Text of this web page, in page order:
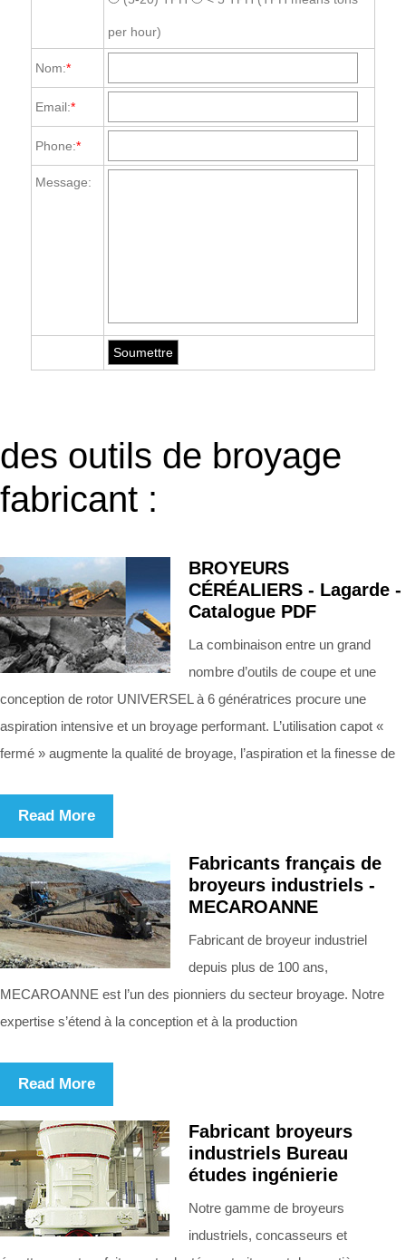
per hour)
Nom:*
Email:*
Phone:*
Message:
des outils de broyage
fabricant :
BROYEURS
CÉRÉALIERS - Lagarde -
Catalogue PDF
La combinaison entre un grand
nombre d’outils de coupe et une
conception de rotor UNIVERSEL à 6 génératrices procure une
aspiration intensive et un broyage performant. L’utilisation capot «
fermé » augmente la qualité de broyage, l’aspiration et la finesse de
Read More
Fabricants français de
broyeurs industriels -
MECAROANNE
Fabricant de broyeur industriel
depuis plus de 100 ans,
MECAROANNE est l’un des pionniers du secteur broyage. Notre
expertise s’étend à la conception et à la production
Read More
Fabricant broyeurs
industriels Bureau
études ingénierie
Notre gamme de broyeurs
industriels, concasseurs et